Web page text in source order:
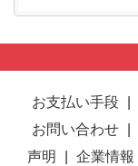
お支払い手段
お問い合わせ
声明
企業情報